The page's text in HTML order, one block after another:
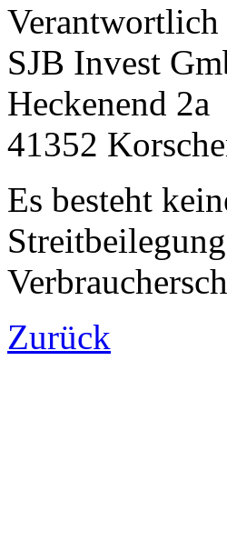
SJB Invest
Heckenend 2a
41352
Es besteht
Zurück